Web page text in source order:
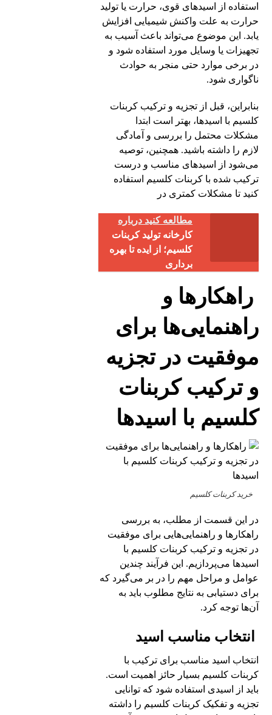
استفاده از اسیدهای قوی، حرارت یا تولید
حرارت به علت واکنش شیمیایی افزایش
یابد. این موضوع می‌تواند باعث آسیب به
تجهیزات یا وسایل مورد استفاده شود و
در برخی موارد حتی منجر به حوادث
ناگواری شود.
بنابراین، قبل از تجزیه و ترکیب کربنات
کلسیم با اسیدها، بهتر است ابتدا
مشکلات محتمل را بررسی و آمادگی
لازم را داشته باشید. همچنین، توصیه
می‌شود از اسیدهای مناسب و درست
ترکیب شده با کربنات کلسیم استفاده
کنید تا مشکلات کمتری در
مطالعه کنید درباره‌
کارخانه تولید کربنات
کلسیم؛ از ایده تا بهره‌
برداری
راهکارها و
راهنمایی‌ها برای
موفقیت در تجزیه
و ترکیب کربنات
کلسیم با اسیدها
خرید کربنات کلسیم
در این قسمت از مطلب، به بررسی
راهکارها و راهنمایی‌هایی برای موفقیت
در تجزیه و ترکیب کربنات کلسیم با
اسیدها می‌پردازیم. این فرآیند چندین
عوامل و مراحل مهم را در بر می‌گیرد که
برای دستیابی به نتایج مطلوب باید به
آن‌ها توجه کرد.
انتخاب مناسب اسید
انتخاب اسید مناسب برای ترکیب با
کربنات کلسیم بسیار حائز اهمیت است.
باید از اسیدی استفاده شود که توانایی
تجزیه و تفکیک کربنات کلسیم را داشته